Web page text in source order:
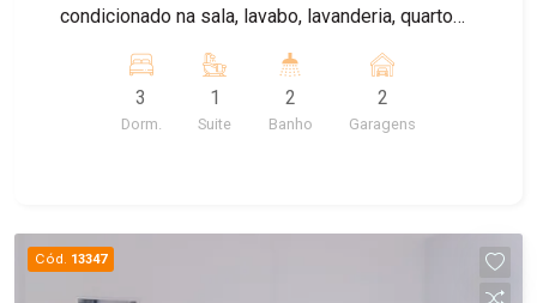
condicionado na sala, lavabo, lavanderia, quarto
superior 3 dormitórios com armários e um suite
com ar condicionado e varanda e banheiro social.
Condominio com piscina, salão de festa e
3
Dorm.
1
Suite
2
Banho
2
Garagens
Cód. 13347